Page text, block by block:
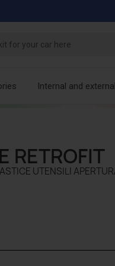
Internal and
RETROFIT
UTENSILI